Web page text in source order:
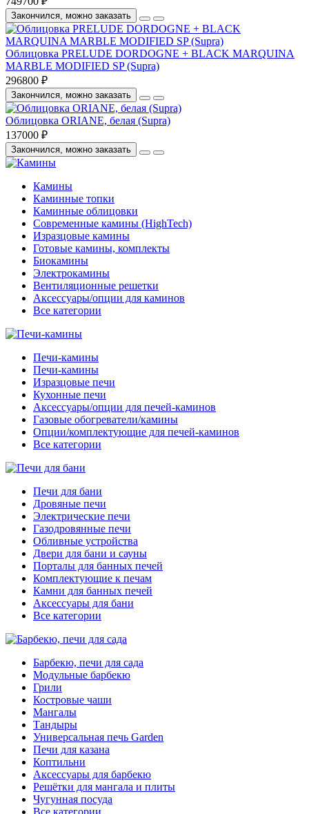
Закончился, можно заказать
Облицовка PRELUDE DORDOGNE + BLACK MARQUINA
MARBLE MODIFIED SP (Supra)
296800 ₽
Закончился, можно заказать
Облицовка ORIANE, белая (Supra)
137000 ₽
Закончился, можно заказать
Камины
Каминные топки
Каминные облицовки
Современные камины (HighTech)
Изразцовые камины
Готовые камины, комплекты
Биокамины
Электрокамины
Вентиляционные решетки
Аксессуары/опции для каминов
Все категории
Печи-камины
Печи-камины
Изразцовые печи
Кухонные печи
Аксессуары/опции для печей-каминов
Газовые обогреватели/камины
Опции/комплектующие для печей-каминов
Все категории
Печи для бани
Дровяные печи
Электрические печи
Газодровянные печи
Обливные устройства
Двери для бани и сауны
Порталы для банных печей
Комплектующие к печам
Камни для банных печей
Аксессуары для бани
Все категории
Барбекю, печи для сада
Модульные барбекю
Грили
Костровые чаши
Мангалы
Тандыры
Универсальная печь Garden
Печи для казана
Коптильни
Аксессуары для барбекю
Решётки для мангала и плиты
Чугунная посуда
Все категории